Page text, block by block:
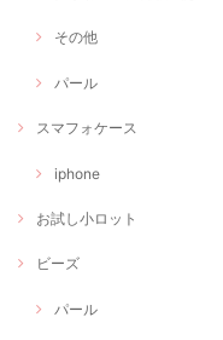
その他
パール
スマフォケース
iphone
お試し小ロット
ビーズ
パール